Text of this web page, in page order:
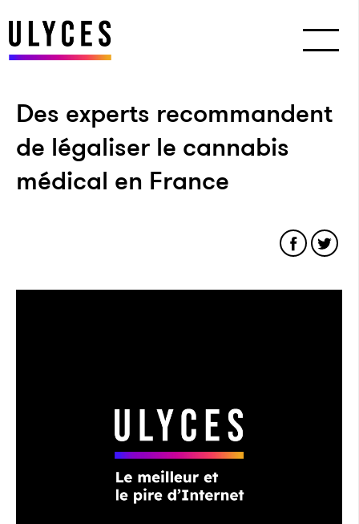
Des experts recommandent
de légaliser le cannabis
médical en France